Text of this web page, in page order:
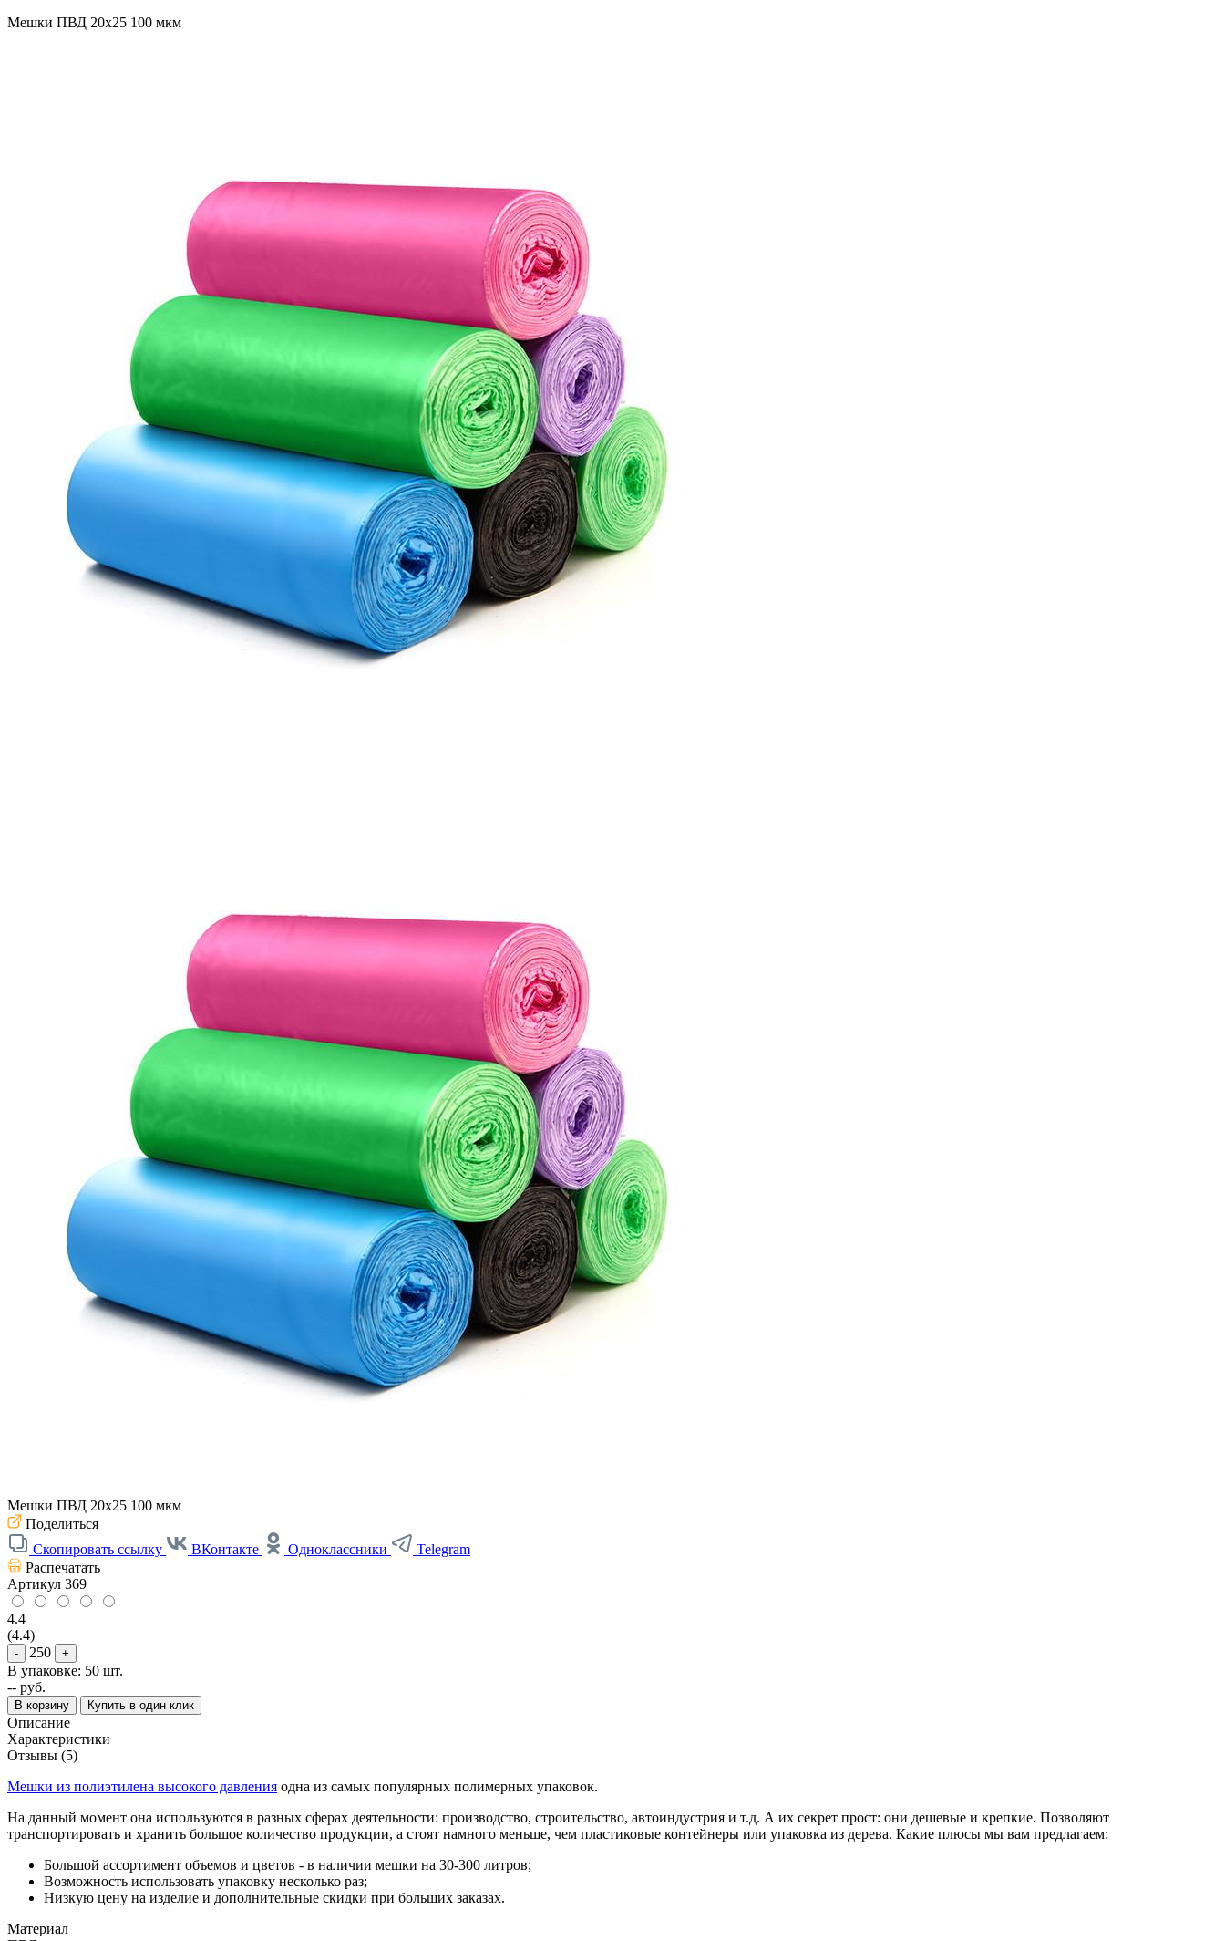
Мешки ПВД 20x25 100 мкм
Мешки ПВД 20x25 100 мкм
Поделиться
Скопировать ссылку
ВКонтакте Одноклассники
Telegram
Распечатать
Артикул 369
4.4
(4.4)
- 250 +
В упаковке: 50 шт.
-- руб.
В корзину Купить в один клик
Описание
Характеристики
Отзывы (5)
Мешки из полиэтилена высокого давления одна из самых популярных полимерных упаковок.
На данный момент она используются в разных сферах деятельности: производство, строительство, автоиндустрия и т.д. А их секрет прост: они дешевые и крепкие. Позволяют
транспортировать и хранить большое количество продукции, а стоят намного меньше, чем пластиковые контейнеры или упаковка из дерева. Какие плюсы мы вам предлагаем:
Большой ассортимент объемов и цветов - в наличии мешки на 30-300 литров;
Возможность использовать упаковку несколько раз;
Низкую цену на изделие и дополнительные скидки при больших заказах.
Материал